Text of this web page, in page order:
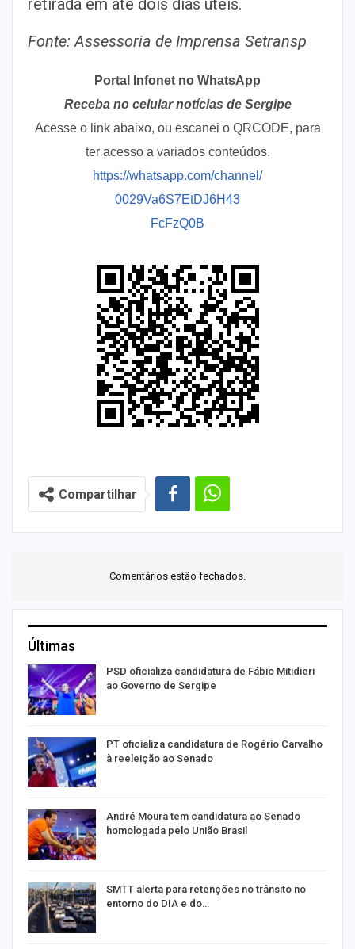
retirada em até dois dias úteis.
Fonte: Assessoria de Imprensa Setransp
Portal Infonet no WhatsApp
Receba no celular notícias de Sergipe
Acesse o link abaixo, ou escanei o QRCODE, para
ter acesso a variados conteúdos.
https://whatsapp.com/channel/
0029Va6S7EtDJ6H43
FcFzQ0B
Compartilhar
Comentários estão fechados.
Últimas
PSD oficializa candidatura de Fábio Mitidieri
ao Governo de Sergipe
PT oficializa candidatura de Rogério Carvalho
à reeleição ao Senado
André Moura tem candidatura ao Senado
homologada pelo União Brasil
SMTT alerta para retenções no trânsito no
entorno do DIA e do…